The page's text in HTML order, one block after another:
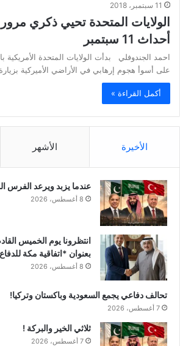
11 سبتمبر، 2018
أحداث 11 سبتمبر
على أسوأ هجوم إرهابي في الأراضي الأميركية
أكمل القراءة »
الأخيرة الأشهر
عندما يزبد ويرعد الفرس
8 أغسطس، 2026
انتظرونا يوم الخميس
بعنوان *اتفاقية مكة
8 أغسطس، 2026
تحالف دفاعي يجمع السعودية وباكستان وتركيا!
7 أغسطس، 2026
ثلاثي الخير والبركة !
7 أغسطس، 2026